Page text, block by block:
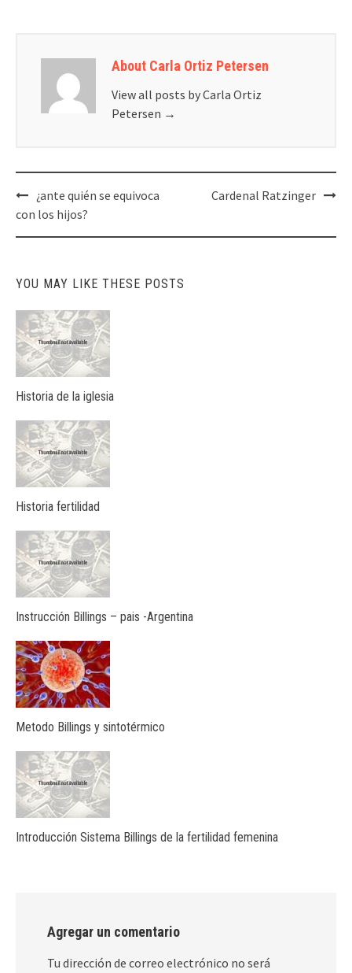
About Carla Ortiz Petersen
View all posts by Carla Ortiz
Petersen →
Post
navigation
¿ante quién se equivoca
con los hijos?
Cardenal Ratzinger
YOU MAY LIKE THESE POSTS
Historia de la iglesia
Historia fertilidad
Instrucción Billings – pais -Argentina
Metodo Billings y sintotérmico
Introducción Sistema Billings de la fertilidad femenina
Agregar un comentario
Tu dirección de correo electrónico no será